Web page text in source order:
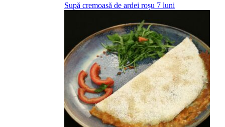
Supă cremoasă de ardei roșu 7 luni